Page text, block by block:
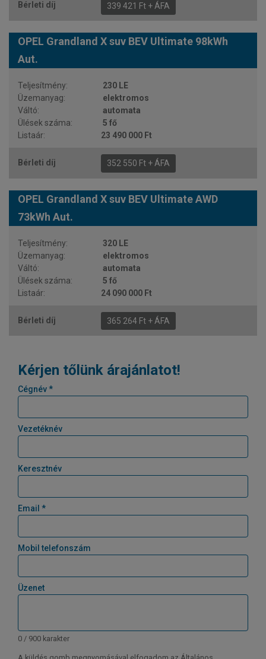
339 421 Ft + ÁFA
OPEL Grandland X suv BEV Ultimate 98kWh
Aut.
230 LE
elektromos
automata
5 fő
23 490 000 Ft
352 550 Ft + ÁFA
OPEL Grandland X suv BEV Ultimate AWD
73kWh Aut.
320 LE
elektromos
automata
5 fő
24 090 000 Ft
365 264 Ft + ÁFA
Kérjen tőlünk árajánlatot!
Cégnév *
Vezetéknév
Keresztnév
Email *
Mobil telefonszám
Üzenet
0 / 900 karakter